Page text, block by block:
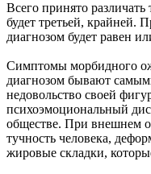
Всего принято
будет третьей, крайней.
диагнозом будет равен
Симптомы морбидного
диагнозом бывают
недовольство своей
психоэмоциональный
обществе. При внешнем
тучность человека,
жировые складки,